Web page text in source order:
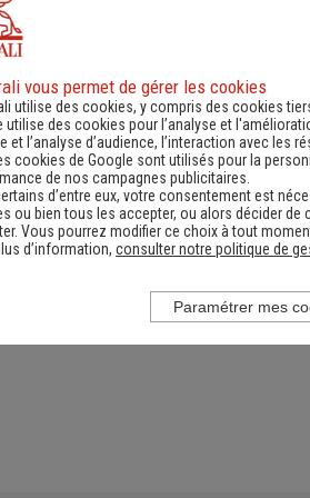
d'information
une actualité,
réglementation...)
vous permet de gérer les cookies
utilise des cookies, y compris des cookies
utilise des cookies pour l’analyse et
et l’analyse d’audience, l’interaction avec les
cookies de Google sont utilisés pour la
de nos campagnes publicitaires.
d’entre eux, votre consentement est
ou bien tous les accepter, ou alors décider de
Vous pourrez modifier ce choix à tout
d’information, consulter notre politique de
Paramétrer mes